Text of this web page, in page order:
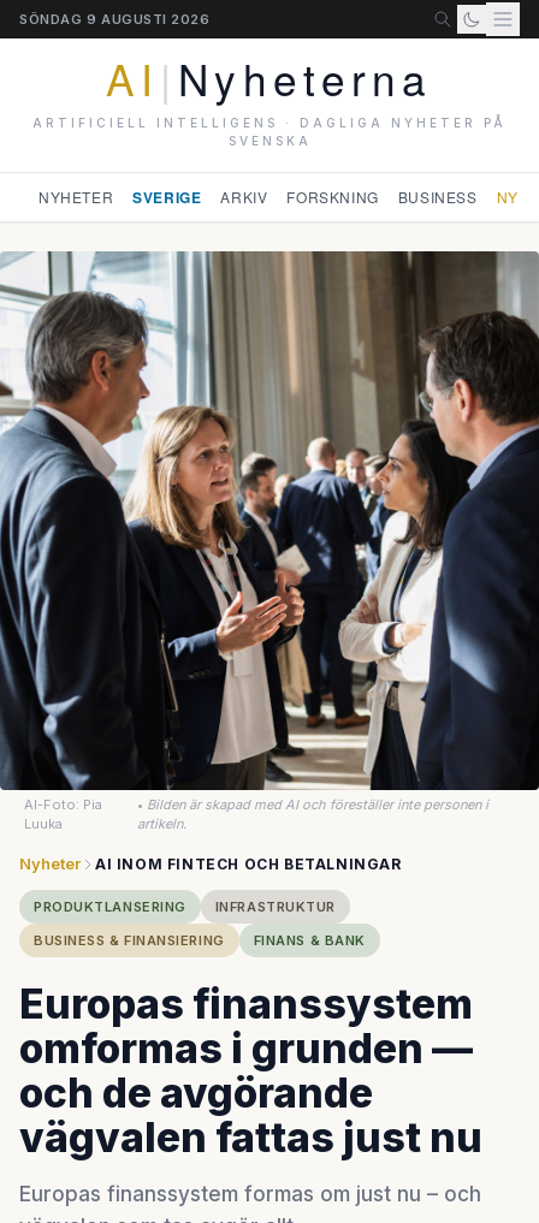
SÖNDAG 9 AUGUSTI 2026
AI | Nyheterna
ARTIFICIELL INTELLIGENS · DAGLIGA NYHETER PÅ
SVENSKA
NYHETER SVERIGE ARKIV FORSKNING BUSINESS
AI-Foto: Pia
Luuka
• Bilden är skapad med AI och föreställer inte personen i
artikeln.
Nyheter AI INOM FINTECH OCH BETALNINGAR
PRODUKTLANSERING
INFRASTRUKTUR
BUSINESS & FINANSIERING
FINANS & BANK
Europas finanssystem
omformas i grunden —
och de avgörande
vägvalen fattas just nu
Europas finanssystem formas om just nu – och